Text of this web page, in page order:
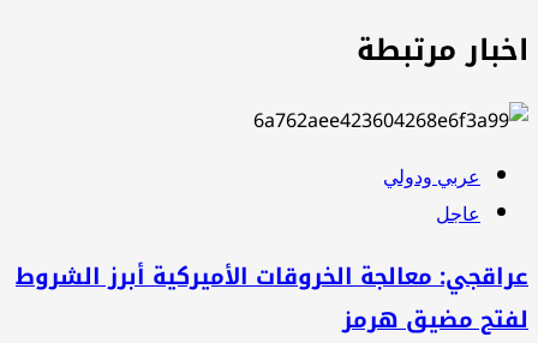
اخبار مرتبطة
عربي ودولي
عاجل
عراقجي: معالجة الخروقات الأميركية أبرز الشروط
لفتح مضيق هرمز